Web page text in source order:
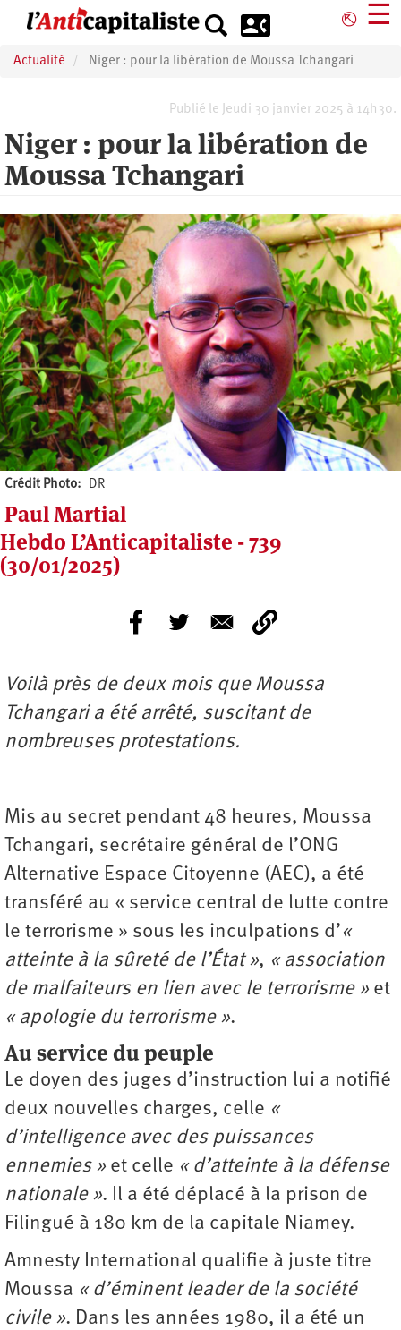
principal
⎋ ☰
Actualité Niger : pour la libération de Moussa Tchangari
Publié le Jeudi 30 janvier 2025 à 14h30.
Niger : pour la libération de
Moussa Tchangari
Crédit Photo DR
Paul Martial
Hebdo L’Anticapitaliste - 739
(30/01/2025)
Voilà près de deux mois que Moussa
Tchangari a été arrêté, suscitant de
nombreuses protestations.
Mis au secret pendant 48 heures, Moussa
Tchangari, secrétaire général de l’ONG
Alternative Espace Citoyenne (AEC), a été
transféré au « service central de lutte contre
le terrorisme » sous les inculpations d’«
atteinte à la sûreté de l’État », « association
de malfaiteurs en lien avec le terrorisme » et
« apologie du terrorisme ».
Au service du peuple
Le doyen des juges d’instruction lui a notifié
deux nouvelles charges, celle «
d’intelligence avec des puissances
ennemies » et celle ­ « ­d’atteinte à la défense
nationale ». Il a été déplacé à la prison de
Filingué à 180 km de la capitale Niamey.
Amnesty International qualifie à juste titre
Moussa « d’éminent leader de la société
civile ». Dans les années 1980, il a été un